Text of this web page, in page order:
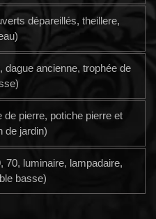
dépareillés, theillere,
ancienne, trophée de
de pierre, potiche pierre et
de jardin)
70, luminaire, lampadaire,
basse)